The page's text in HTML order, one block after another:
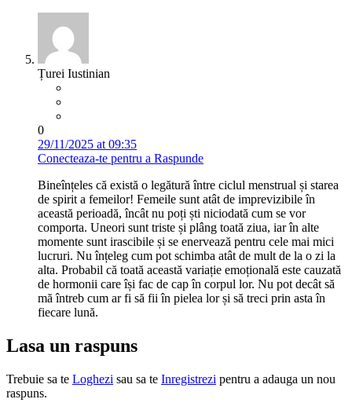
Țurei Iustinian
0
29/11/2025 at 09:35
Conecteaza-te pentru a Raspunde
Bineînțeles că există o legătură între ciclul menstrual și starea
de spirit a femeilor! Femeile sunt atât de imprevizibile în
această perioadă, încât nu poți ști niciodată cum se vor
comporta. Uneori sunt triste și plâng toată ziua, iar în alte
momente sunt irascibile și se enervează pentru cele mai mici
lucruri. Nu înțeleg cum pot schimba atât de mult de la o zi la
alta. Probabil că toată această variație emoțională este cauzată
de hormonii care își fac de cap în corpul lor. Nu pot decât să
mă întreb cum ar fi să fii în pielea lor și să treci prin asta în
fiecare lună.
Lasa un raspuns
Trebuie sa te Loghezi sau sa te Inregistrezi pentru a adauga un nou
raspuns.